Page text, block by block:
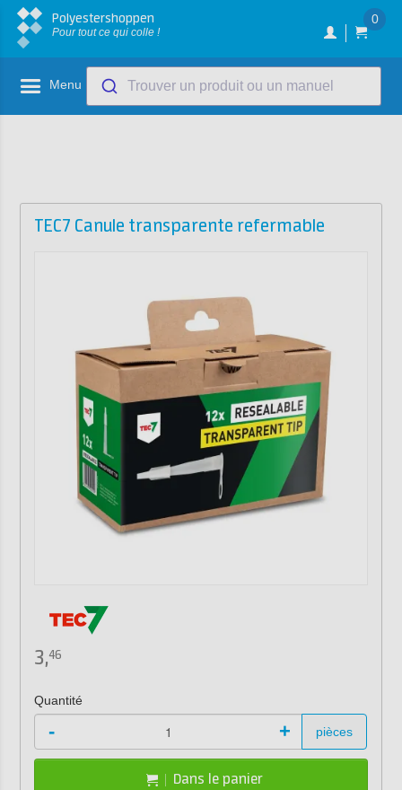
Polyestershoppen
Pour tout ce qui colle !
0
Menu Trouver un produit ou un manuel
TEC7 Canule transparente refermable
3,46
Quantité
- + pièces
Dans le panier